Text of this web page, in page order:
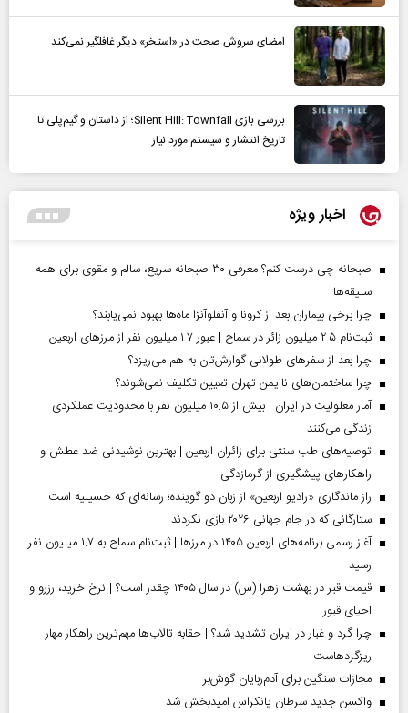
امضای سروش صحت در «استخر» دیگر غافلگیر نمی‌کند
بررسی بازی Silent Hill: Townfall؛ از داستان و گیم‌پلی تا
تاریخ انتشار و سیستم مورد نیاز
اخبار ویژه
صبحانه چی درست کنم؟ معرفی ۳۰ صبحانه سریع، سالم و مقوی برای همه
سلیقه‌ها
چرا برخی بیماران بعد از کرونا و آنفلوآنزا ماه‌ها بهبود نمی‌یابند؟
ثبت‌نام ۲.۵ میلیون زائر در سماح | عبور ۱.۷ میلیون نفر از مرز‌های اربعین
چرا بعد از سفرهای طولانی گوارش‌تان به هم می‌ریزد؟
چرا ساختمان‌های ناایمن تهران تعیین تکلیف نمی‌شوند؟
آمار معلولیت در ایران | بیش از ۱۰.۵ میلیون نفر با محدودیت عملکردی
زندگی می‌کنند
توصیه‌های طب سنتی برای زائران اربعین | بهترین نوشیدنی ضد عطش و
راهکارهای پیشگیری از گرمازدگی
راز ماندگاری «رادیو اربعین» از زبان دو گوینده؛ رسانه‌ای که حسینیه است
ستارگانی که در جام جهانی ۲۰۲۶ بازی نکردند
آغاز رسمی برنامه‌های اربعین ۱۴۰۵ در مرز‌ها | ثبت‌نام سماح به ۱.۷ میلیون نفر
رسید
قیمت قبر در بهشت زهرا (س) در سال ۱۴۰۵ چقدر است؟ | نرخ خرید، رزرو و
احیای قبور
چرا گرد و غبار در ایران تشدید شد؟ | حقابه تالاب‌ها مهم‌ترین راهکار مهار
ریزگردهاست
مجازات سنگین برای آدم‌ربایان گوش‌بر
واکسن جدید سرطان پانکراس امیدبخش شد